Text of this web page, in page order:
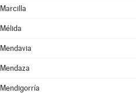
Marcilla
Mélida
Mendavia
Mendaza
Mendigorría